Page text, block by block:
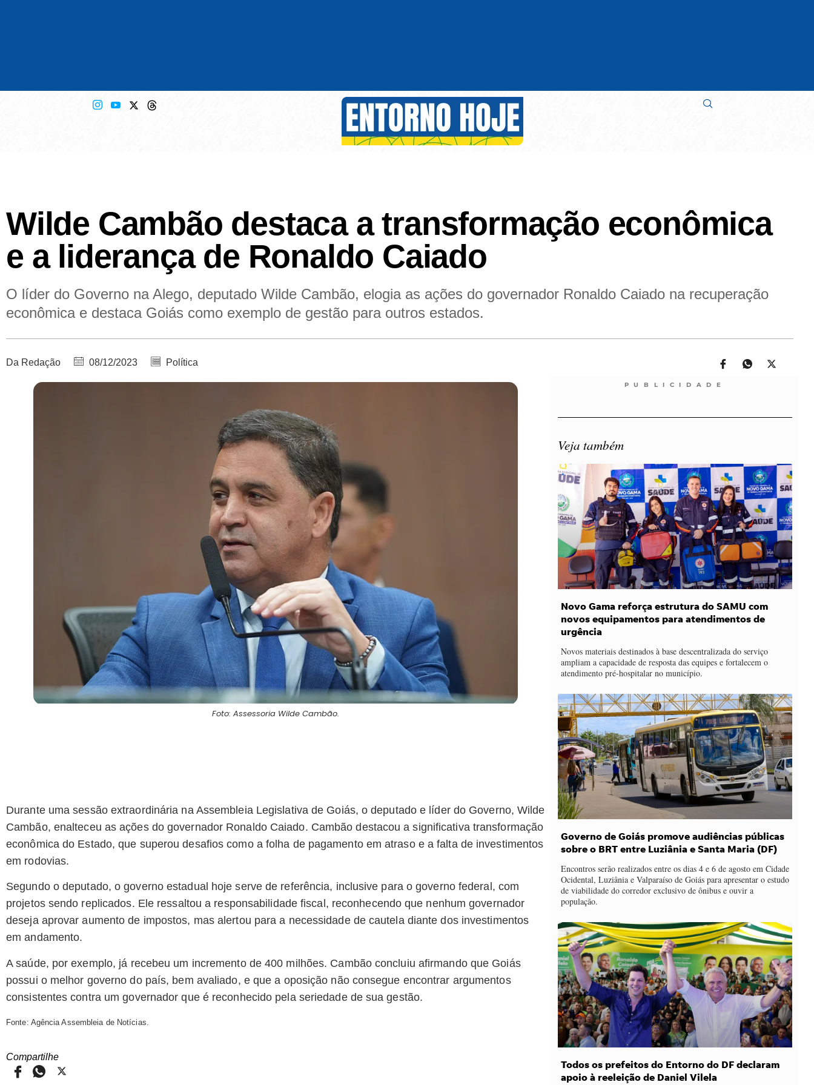
Wilde Cambão destaca a transformação econômica
e a liderança de Ronaldo Caiado
O líder do Governo na Alego, deputado Wilde Cambão, elogia as ações do governador Ronaldo Caiado na recuperação
econômica e destaca Goiás como exemplo de gestão para outros estados.
Da Redação 08/12/2023 Política
Foto: Assessoria Wilde Cambão.
Durante uma sessão extraordinária na Assembleia Legislativa de Goiás, o deputado e líder do Governo, Wilde
Cambão, enalteceu as ações do governador Ronaldo Caiado. Cambão destacou a significativa transformação
econômica do Estado, que superou desafios como a folha de pagamento em atraso e a falta de investimentos
em rodovias.
Segundo o deputado, o governo estadual hoje serve de referência, inclusive para o governo federal, com
projetos sendo replicados. Ele ressaltou a responsabilidade fiscal, reconhecendo que nenhum governador
deseja aprovar aumento de impostos, mas alertou para a necessidade de cautela diante dos investimentos
em andamento.
A saúde, por exemplo, já recebeu um incremento de 400 milhões. Cambão concluiu afirmando que Goiás
possui o melhor governo do país, bem avaliado, e que a oposição não consegue encontrar argumentos
consistentes contra um governador que é reconhecido pela seriedade de sua gestão.
Fonte: Agência Assembleia de Notícias.
Compartilhe
PUBLICIDADE
Veja também
Novo Gama reforça estrutura do SAMU com
novos equipamentos para atendimentos de
urgência
Novos materiais destinados à base descentralizada do serviço
ampliam a capacidade de resposta das equipes e fortalecem o
atendimento pré-hospitalar no município.
Governo de Goiás promove audiências públicas
sobre o BRT entre Luziânia e Santa Maria (DF)
Encontros serão realizados entre os dias 4 e 6 de agosto em Cidade
Ocidental, Luziânia e Valparaíso de Goiás para apresentar o estudo
de viabilidade do corredor exclusivo de ônibus e ouvir a
população.
Todos os prefeitos do Entorno do DF declaram
apoio à reeleição de Daniel Vilela